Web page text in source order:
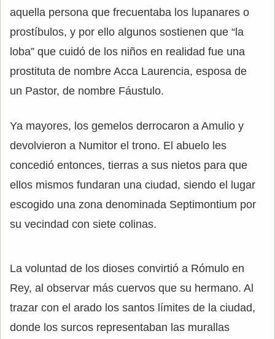
aquella persona que frecuentaba los lupanares o
prostíbulos, y por ello algunos sostienen que “la
loba” que cuidó de los niños en realidad fue una
prostituta de nombre Acca Laurencia, esposa de
un Pastor, de nombre Fáustulo.
Ya mayores, los gemelos derrocaron a Amulio y
devolvieron a Numitor el trono. El abuelo les
concedió entonces, tierras a sus nietos para que
ellos mismos fundaran una ciudad, siendo el lugar
escogido una zona denominada Septimontium por
su vecindad con siete colinas.
La voluntad de los dioses convirtió a Rómulo en
Rey, al observar más cuervos que su hermano. Al
trazar con el arado los santos límites de la ciudad,
donde los surcos representaban las murallas